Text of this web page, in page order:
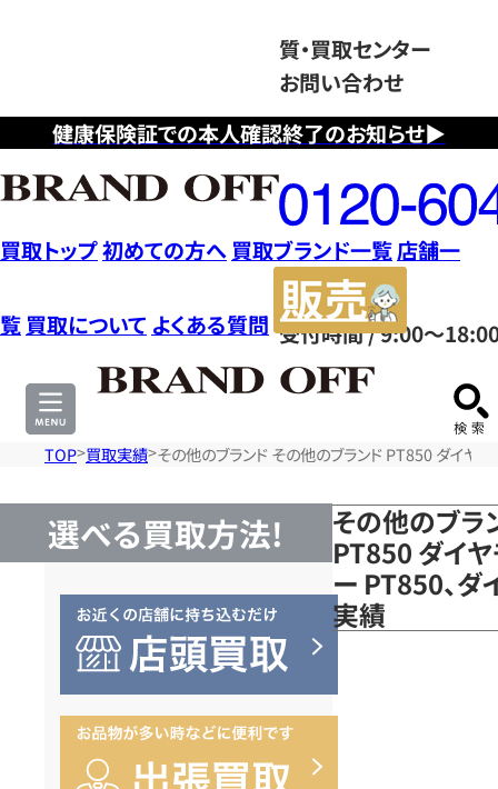
健康保険証での本人確認終了のお知らせ▶
質・買取センター
お問い合わせ
フ
リ
ー
ダ
イ
ヤ
ル
0120604117
受付時間 / 9:00～
買取トップ初めての方へ 買取ブランド一覧店舗一
覧 買取について よくある質問
サ
TOP 買取実績 その他のブランド その他のブランド PT850 ダイヤ
選べる買取方法!
その他のブラ
PT850 ダイヤ
ー PT850、
実績